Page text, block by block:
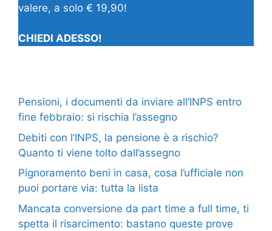
valere, a solo € 19,90!
CHIEDI ADESSO!
Pensioni, i documenti da inviare all’INPS entro
fine febbraio: si rischia l’assegno
Debiti con l’INPS, la pensione è a rischio?
Quanto ti viene tolto dall’assegno
Pignoramento beni in casa, cosa l’ufficiale non
puoi portare via: tutta la lista
Mancata conversione da part time a full time, ti
spetta il risarcimento: bastano queste prove